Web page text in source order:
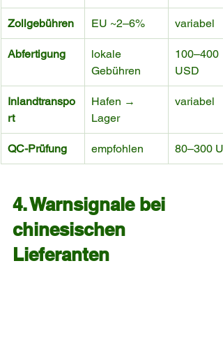
Zollgebühren EU ~2–6% variabel
Abfertigung
lokale
Gebühren
100–400
USD
Inlandtranspo
rt
Hafen →
Lager
variabel
QC-Prüfung empfohlen 80–300
4. Warnsignale bei
chinesischen
Lieferanten